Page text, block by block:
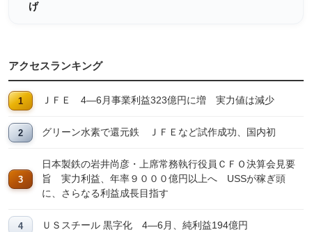
げ
アクセスランキング
ＪＦＥ 4―6月事業利益323億円に増 実力値は減少
グリーン水素で還元鉄 ＪＦＥなど試作成功、国内初
日本製鉄の岩井尚彦・上席常務執行役員ＣＦＯ決算会見要
旨 実力利益、年率９０００億円以上へ USSが稼ぎ頭
に、さらなる利益成長目指す
ＵＳスチール 黒字化 4―6月、純利益194億円